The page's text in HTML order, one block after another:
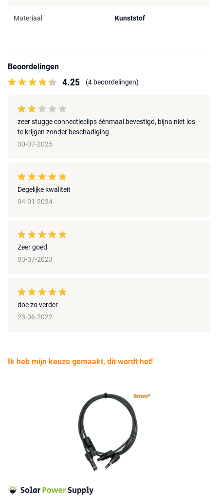
Materiaal Kunststof
Beoordelingen
4.25 (4 beoordelingen)
zeer stugge connectieclips éénmaal bevestigd, bijna niet los
te krijgen zonder beschadiging
30-07-2025
Degelijke kwaliteit
04-01-2024
Zeer goed
03-07-2023
doe zo verder
23-06-2022
Ik heb mijn keuze gemaakt, dit wordt het!